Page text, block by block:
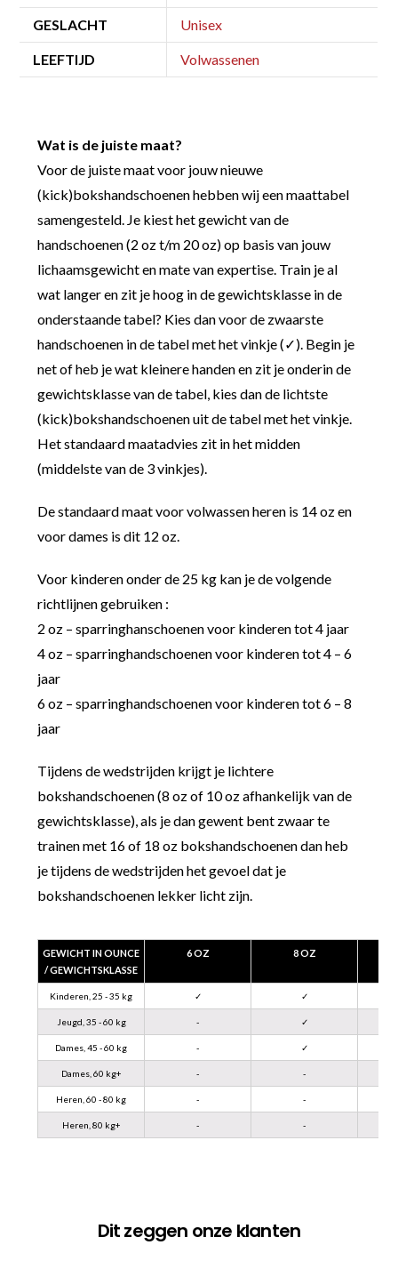
GESLACHT Unisex
LEEFTIJD Volwassenen
Wat is de juiste maat?
Voor de juiste maat voor jouw nieuwe
(kick)bokshandschoenen hebben wij een maattabel
samengesteld. Je kiest het gewicht van de
handschoenen (2 oz t/m 20 oz) op basis van jouw
lichaamsgewicht en mate van expertise. Train je al
wat langer en zit je hoog in de gewichtsklasse in de
onderstaande tabel? Kies dan voor de zwaarste
handschoenen in de tabel met het vinkje (✓). Begin je
net of heb je wat kleinere handen en zit je onderin de
gewichtsklasse van de tabel, kies dan de lichtste
(kick)bokshandschoenen uit de tabel met het vinkje.
Het standaard maatadvies zit in het midden
(middelste van de 3 vinkjes).
De standaard maat voor volwassen heren is 14 oz en
voor dames is dit 12 oz.
Voor kinderen onder de 25 kg kan je de volgende
richtlijnen gebruiken :
2 oz – sparringhanschoenen voor kinderen tot 4 jaar
4 oz – sparringhandschoenen voor kinderen tot 4 – 6
jaar
6 oz – sparringhandschoenen voor kinderen tot 6 – 8
jaar
Tijdens de wedstrijden krijgt je lichtere
bokshandschoenen (8 oz of 10 oz afhankelijk van de
gewichtsklasse), als je dan gewent bent zwaar te
trainen met 16 of 18 oz bokshandschoenen dan heb
je tijdens de wedstrijden het gevoel dat je
bokshandschoenen lekker licht zijn.
GEWICHT IN OUNCE
/ GEWICHTSKLASSE
6 OZ 8 OZ
Kinderen, 25 - 35 kg ✓ ✓
Jeugd, 35 - 60 kg - ✓
Dames, 45 - 60 kg - ✓
Dames, 60 kg+ - -
Heren, 60 - 80 kg - -
Heren, 80 kg+ - -
Dit zeggen onze klanten